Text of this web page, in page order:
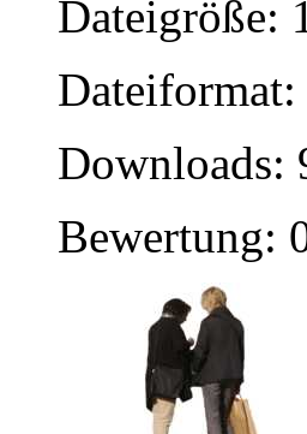
Dateigröße:
Downloads:
Bewertung: